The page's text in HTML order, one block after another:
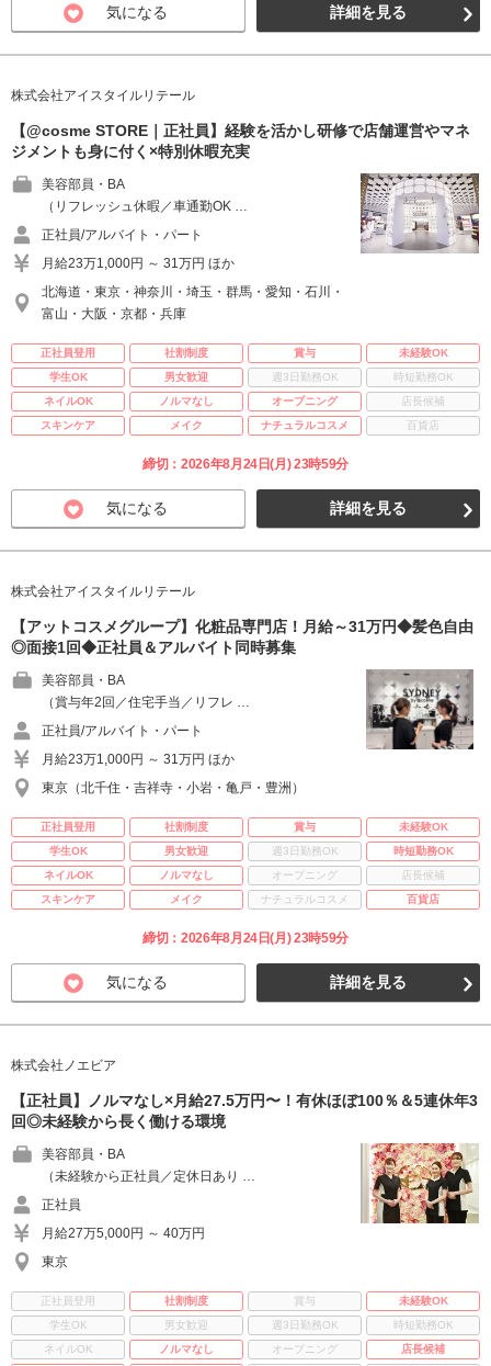
気になる 詳細を見る
株式会社アイスタイルリテール
【@cosme STORE｜正社員】経験を活かし研修で店舗運営やマネ
ジメントも身に付く×特別休暇充実
美容部員・BA
（リフレッシュ休暇／車通勤OK …
正社員/アルバイト・パート
月給23万1,000円 ～ 31万円 ほか
北海道・東京・神奈川・埼玉・群馬・愛知・石川・
富山・大阪・京都・兵庫
正社員登用 社割制度 賞与
未経験OK
学生OK
男女歓迎 週3日勤務OK
時短勤務OK
ネイルOK
ノルマなし オープニング
店長候補
スキンケア
メイク ナチュラルコスメ 百貨店
締切：2026年8月24日(月) 23時59分
気になる 詳細を見る
株式会社アイスタイルリテール
【アットコスメグループ】化粧品専門店！月給～31万円◆髪色自由
◎面接1回◆正社員＆アルバイト同時募集
美容部員・BA
（賞与年2回／住宅手当／リフレ …
正社員/アルバイト・パート
月給23万1,000円 ～ 31万円 ほか
東京（北千住・吉祥寺・小岩・亀戸・豊洲）
正社員登用 社割制度 賞与
未経験OK
学生OK
男女歓迎 週3日勤務OK
時短勤務OK
ネイルOK
ノルマなし オープニング
店長候補
スキンケア
メイク ナチュラルコスメ 百貨店
締切：2026年8月24日(月) 23時59分
気になる 詳細を見る
株式会社ノエビア
【正社員】ノルマなし×月給27.5万円〜！有休ほぼ100％＆5連休年3
回◎未経験から長く働ける環境
美容部員・BA
（未経験から正社員／定休日あり …
正社員
月給27万5,000円 ～ 40万円
東京
正社員登用 社割制度 賞与
未経験OK
学生OK
男女歓迎 週3日勤務OK
時短勤務OK
ネイルOK
ノルマなし オープニング
店長候補